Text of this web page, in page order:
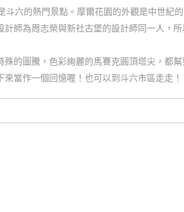
六的熱門景點。摩爾花園的外觀是中世紀
師為周志榮與新社古堡的設計師同一人，
的圖騰，色彩絢麗的馬賽克圓頂塔尖，都
當作一個回憶喔！也可以到斗六市區走走！